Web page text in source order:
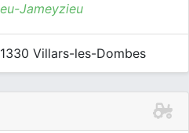
Jameyzieu
Villars-les-Dombes